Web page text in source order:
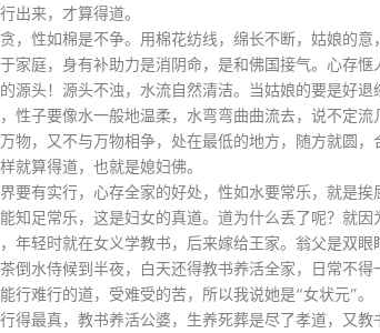
出来，才算得道。
，性如棉是不争。用棉花纺线，绵长不断，姑娘的意
家庭，身有补助力是消阴命，是和佛国接气。心存
源头！源头不浊，水流自然清洁。当姑娘的要是好退
性子要像水一般地温柔，水弯弯曲曲流去，说不定
物，又不与万物相争，处在最低的地方，随方就圆
就算得道，也就是媳妇佛。
要有实行，心存全家的好处，性如水要常乐，就是
知足常乐，这是妇女的真道。道为什么丢了呢？就因
年轻时就在女义学教书，后来嫁给王家。翁父是双
倒水侍候到半夜，白天还得教书养活全家，日常不
行难行的道，受难受的苦，所以我说她是“女状元”。
得最真，教书养活公婆，生养死葬是尽了孝道，又